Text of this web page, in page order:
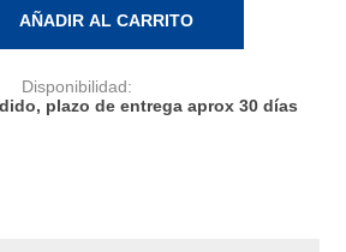
AÑADIR AL CARRITO
Disponibilidad:
plazo de entrega aprox 30 días